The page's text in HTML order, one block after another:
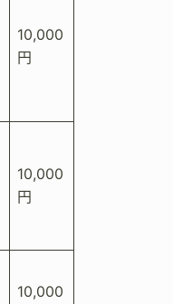
10,000
円
10,000
円
10,000